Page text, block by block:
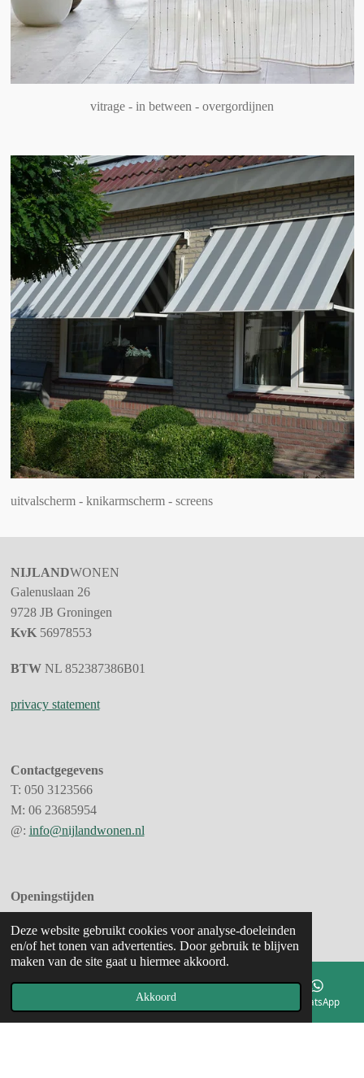
Deze website gebruikt cookies voor analyse-doeleinden
en/of het tonen van advertenties. Door gebruik te blijven
maken van de site gaat u hiermee akkoord.
Akkoord
vitrage - in between - overgordijnen
uitvalscherm - knikarmscherm - screens
NIJLANDWONEN
Galenuslaan 26
9728 JB Groningen
KvK56978553
BTW NL 852387386B01
privacy statement
Contactgegevens
T: 050 3123566
M: 06 23685954
@: info@nijlandwonen.nl
Openingstijden
wij zijn op afspraak geopend.
© 2026NIJLANDWONEN
Telefoonnummer WhatsApp